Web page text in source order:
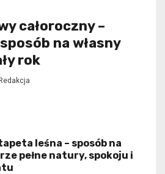
całoroczny –
na własny
rok
Redakcja
leśna – sposób na
pełne natury, spokoju i